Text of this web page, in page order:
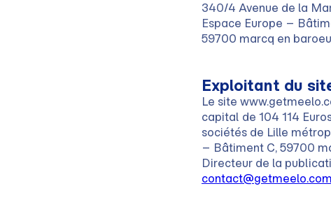
340/4 Avenue de la
Espace Europe –
59700 marcq en
Exploitant du
Le site
capital de 104 114
sociétés de Lille
– Bâtiment C, 59700
Directeur de la
contact@getmeelo.com